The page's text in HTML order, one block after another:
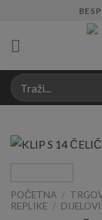
content
POČETNA /
REPLIKE /